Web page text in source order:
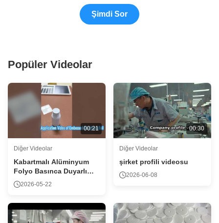
üretim üssünü, gıda sınıfı temiz oda operasyonlarını görecek ve
70'i aşkın profesyonel ekibinin yiyecek ve içecek, sağlık
Şimdi Sor
Popüler Videolar
00:21
Diğer Videolar
Kabartmalı Alüminyum
Folyo Basınca Duyarlı
Sızdırmazlık
Gömleklerinin Uygulama
2026-05-22
00:30
Diğer Videolar
şirket profili videosu
2026-06-08